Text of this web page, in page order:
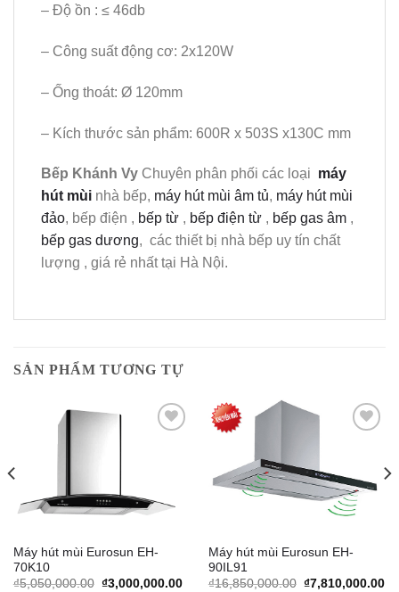
– Độ ồn : ≤ 46db
– Công suất động cơ: 2x120W
– Ống thoát: Ø 120mm
– Kích thước sản phẩm: 600R x 503S x130C mm
Bếp Khánh Vy Chuyên phân phối các loại máy
hút mùi nhà bếp, máy hút mùi âm tủ, máy hút mùi
đảo, bếp điện , bếp từ , bếp điện từ , bếp gas âm ,
bếp gas dương, các thiết bị nhà bếp uy tín chất
lượng , giá rẻ nhất tại Hà Nội.
SẢN PHẨM TƯƠNG TỰ
Máy hút mùi Eurosun EH-
70K10
₫5,050,000.00 Original
₫3,000,000.00Current
Máy hút mùi Eurosun EH-
90IL91
₫16,850,000.00 Original
₫7,810,000.00